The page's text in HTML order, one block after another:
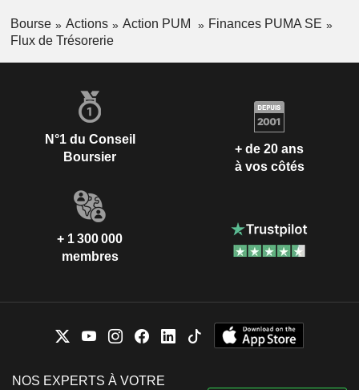
Bourse Actions Action PUM
Finances PUMA SE
Flux de Trésorerie
N°1 du Conseil
Boursier
+ de 20 ans
à vos côtés
+ 1 300 000
membres
NOS EXPERTS À VOTRE